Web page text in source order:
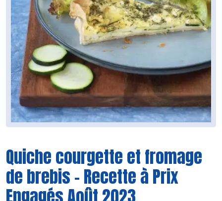
Quiche courgette et fromage
de brebis - Recette à Prix